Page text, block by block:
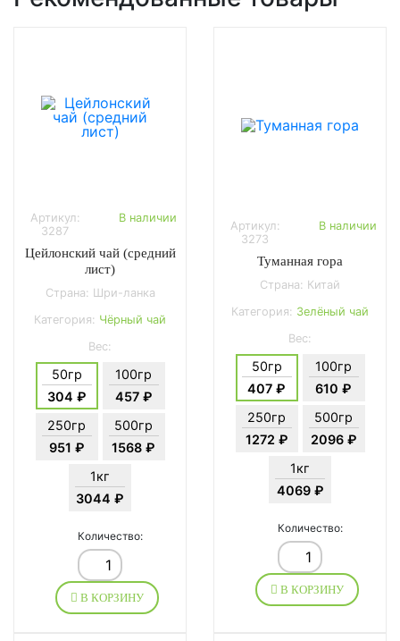
Артикул:
3287
В наличии
Цейлонский чай (средний
лист)
Страна: Шри-ланка
Категория: Чёрный чай
Вес:
50гр
304 ₽
100гр
457 ₽
250гр
951 ₽
500гр
1568 ₽
1кг
3044 ₽
Количество:
В КОРЗИНУ
Артикул:
3273
В наличии
Туманная гора
Страна: Китай
Категория: Зелёный чай
Вес:
50гр
407 ₽
100гр
610 ₽
250гр
1272 ₽
500гр
2096 ₽
1кг
4069 ₽
Количество:
В КОРЗИНУ